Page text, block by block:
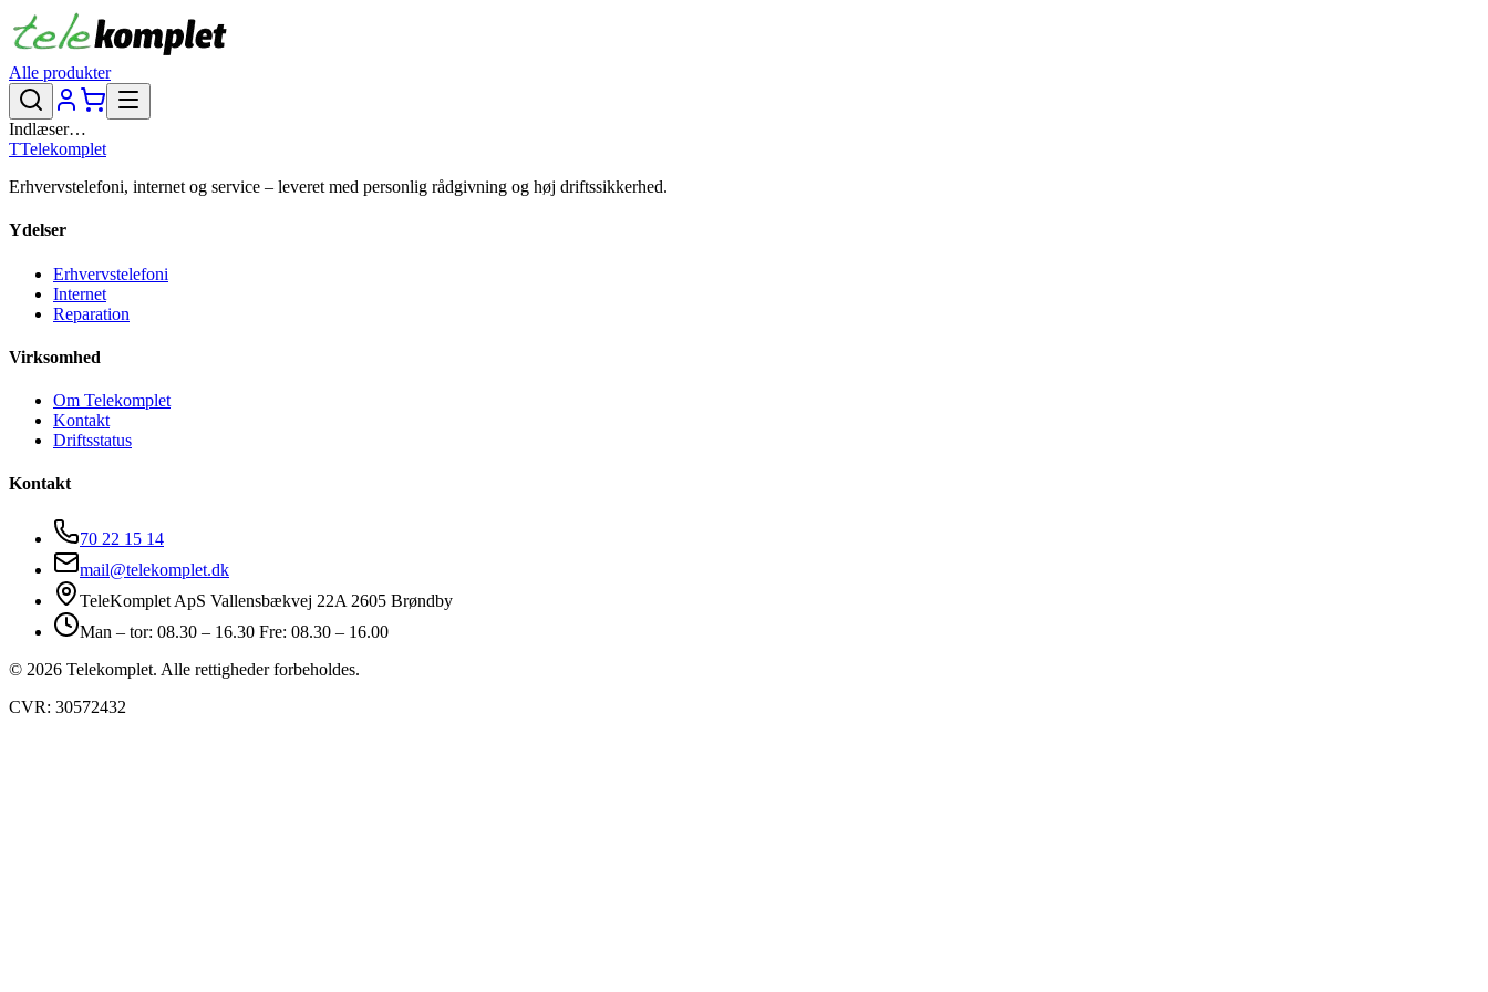
Alle produkter
Indlæser…
TTelekomplet
Erhvervstelefoni, internet og service – leveret med personlig rådgivning og høj driftssikkerhed.
Ydelser
Erhvervstelefoni
Internet
Reparation
Virksomhed
Om Telekomplet
Kontakt
Driftsstatus
Kontakt
70 22 15 14
mail@telekomplet.dk
TeleKomplet ApS Vallensbækvej 22A 2605 Brøndby
Man – tor: 08.30 – 16.30 Fre: 08.30 – 16.00
© 2026 Telekomplet. Alle rettigheder forbeholdes.
CVR: 30572432